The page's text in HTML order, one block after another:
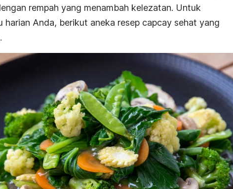
rempah yang menambah kelezatan. Untuk
harian Anda, berikut aneka resep capcay sehat yang